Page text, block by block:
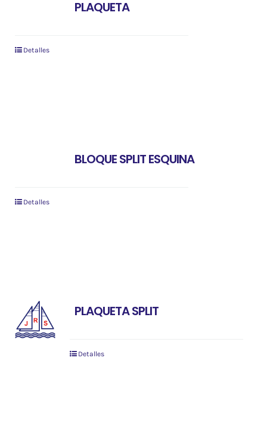
PLAQUETA
Detalles
BLOQUE SPLIT ESQUINA
Detalles
PLAQUETA SPLIT
Detalles